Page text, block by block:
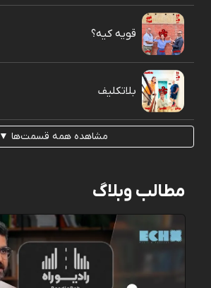
قویه کیه؟
بلاتکلیف
مشاهده همه قسمت‌ها ▼
مطالب وبلاگ